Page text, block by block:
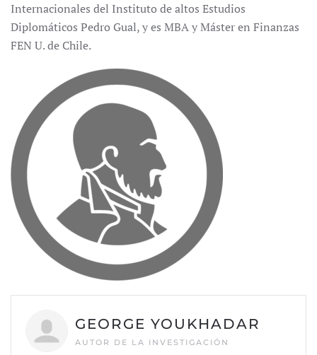
Internacionales del Instituto de altos Estudios
Diplomáticos Pedro Gual, y es MBA y Máster en Finanzas
FEN U. de Chile.
GEORGE YOUKHADAR
AUTOR DE LA INVESTIGACIÓN